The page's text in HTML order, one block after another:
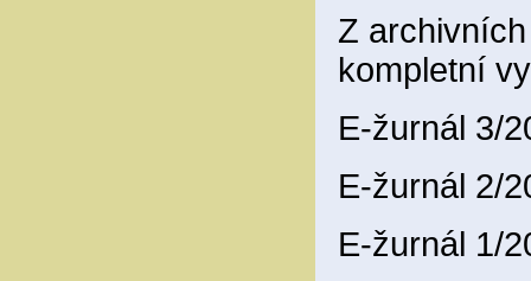
Z
kompletní
E-žurnál 3/
E-žurnál 2/
E-žurnál 1/